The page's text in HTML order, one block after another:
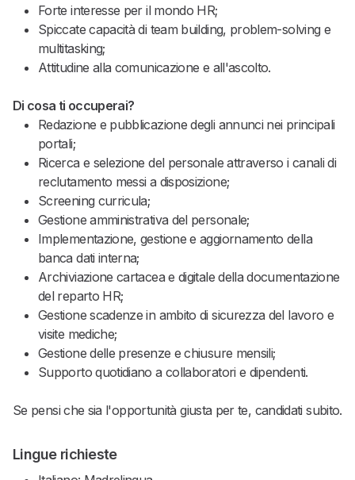
Forte interesse per il mondo HR;
Spiccate capacità di team building, problem-solving e
multitasking;
Attitudine alla comunicazione e all'ascolto.
Di cosa ti occuperai?
Redazione e pubblicazione degli annunci nei principali
portali;
Ricerca e selezione del personale attraverso i canali di
reclutamento messi a disposizione;
Screening curricula;
Gestione amministrativa del personale;
Implementazione, gestione e aggiornamento della
banca dati interna;
Archiviazione cartacea e digitale della documentazione
del reparto HR;
Gestione scadenze in ambito di sicurezza del lavoro e
visite mediche;
Gestione delle presenze e chiusure mensili;
Supporto quotidiano a collaboratori e dipendenti.
Se pensi che sia l'opportunità giusta per te, candidati subito.
Lingue richieste